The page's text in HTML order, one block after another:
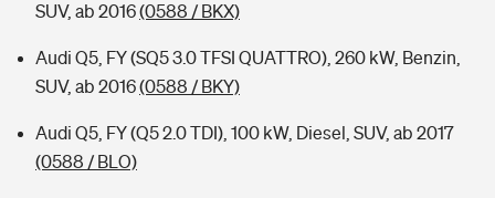
SUV, ab 2016(0588 / BKX)
Audi Q5, FY (SQ5 3.0 TFSI QUATTRO), 260 kW, Benzin,
SUV, ab 2016(0588 / BKY)
Audi Q5, FY (Q5 2.0 TDI), 100 kW, Diesel, SUV, ab 2017
(0588 / BLO)